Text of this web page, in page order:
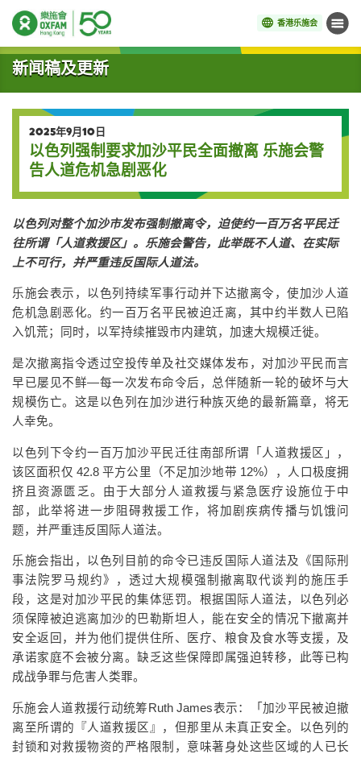
香港乐施会 菜单
开始主要内容
新闻稿及更新
2025年9月10日
以色列强制要求加沙平民全面撤离 乐施会警
告人道危机急剧恶化
以色列对整个加沙市发布强制撤离令，迫使约一百万名平民迁
往所谓「人道救援区」。乐施会警告，此举既不人道、在实际
上不可行，并严重违反国际人道法。
乐施会表示，以色列持续军事行动并下达撤离令，使加沙人道
危机急剧恶化。约一百万名平民被迫迁离，其中约半数人已陷
入饥荒；同时，以军持续摧毁市内建筑，加速大规模迁徙。
是次撤离指令透过空投传单及社交媒体发布，对加沙平民而言
早已屡见不鲜—每一次发布命令后，总伴随新一轮的破坏与大
规模伤亡。这是以色列在加沙进行种族灭绝的最新篇章，将无
人幸免。
以色列下令约一百万加沙平民迁往南部所谓「人道救援区」，
该区面积仅 42.8 平方公里（不足加沙地带 12%），人口极度拥
挤且资源匮乏。由于大部分人道救援与紧急医疗设施位于中
部，此举将进一步阻碍救援工作，将加剧疾病传播与饥饿问
题，并严重违反国际人道法。
乐施会指出，以色列目前的命令已违反国际人道法及《国际刑
事法院罗马规约》，透过大规模强制撤离取代谈判的施压手
段，这是对加沙平民的集体惩罚。根据国际人道法，以色列必
须保障被迫逃离加沙的巴勒斯坦人，能在安全的情况下撤离并
安全返回，并为他们提供住所、医疗、粮食及食水等支援，及
承诺家庭不会被分离。缺乏这些保障即属强迫转移，此等已构
成战争罪与危害人类罪。
乐施会人道救援行动统筹Ruth James表示：「加沙平民被迫撤
离至所谓的『人道救援区』，但那里从未真正安全。以色列的
封锁和对救援物资的严格限制，意味著身处这些区域的人已长